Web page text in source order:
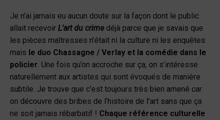
Je n’ai jamais eu aucun doute sur la façon dont le public
allait recevoir L’art du crime déjà parce que je savais que
les pièces maîtresses n’était ni la culture ni les enquêtes
mais le duo Chassagne / Verlay et la comédie dans le
policier . Une fois qu’on accroche sur ça, on s’intéresse
naturellement aux artistes qui sont évoqués de manière
subtile. Je trouve que c’est toujours très bien amené car
on découvre des bribes de l’histoire de l’art sans que ça
ne soit jamais rébarbatif ! Chaque référence culturelle